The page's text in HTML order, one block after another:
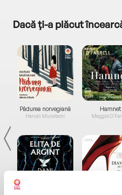
Dacă ți-a plăcut
Pădurea norvegiană
Haruki Murakami
Hamnet
Maggie